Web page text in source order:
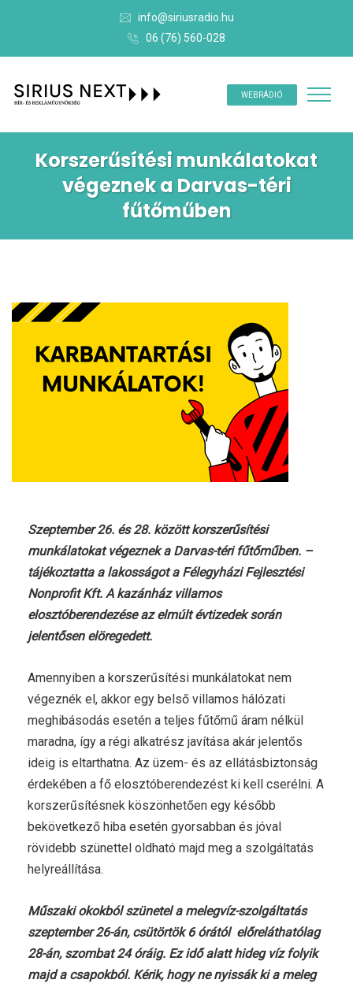
info@siriusradio.hu
06 (76) 560-028
WEBRÁDIÓ
Korszerűsítési munkálatokat
végeznek a Darvas-téri
fűtőműben
Szeptember 26. és 28. között korszerűsítési
munkálatokat végeznek a Darvas-téri fűtőműben. –
tájékoztatta a lakosságot a Félegyházi Fejlesztési
Nonprofit Kft. A kazánház villamos
elosztóberendezése az elmúlt évtizedek során
jelentősen elöregedett.
Amennyiben a korszerűsítési munkálatokat nem
végeznék el, akkor egy belső villamos hálózati
meghibásodás esetén a teljes fűtőmű áram nélkül
maradna, így a régi alkatrész javítása akár jelentős
ideig is eltarthatna. Az üzem- és az ellátásbiztonság
érdekében a fő elosztóberendezést ki kell cserélni. A
korszerűsítésnek köszönhetően egy később
bekövetkező hiba esetén gyorsabban és jóval
rövidebb szünettel oldható majd meg a szolgáltatás
helyreállítása.
Műszaki okokból szünetel a melegvíz-szolgáltatás
szeptember 26-án, csütörtök 6 órától előreláthatólag
28-án, szombat 24 óráig. Ez idő alatt hideg víz folyik
majd a csapokból. Kérik, hogy ne nyissák ki a meleg